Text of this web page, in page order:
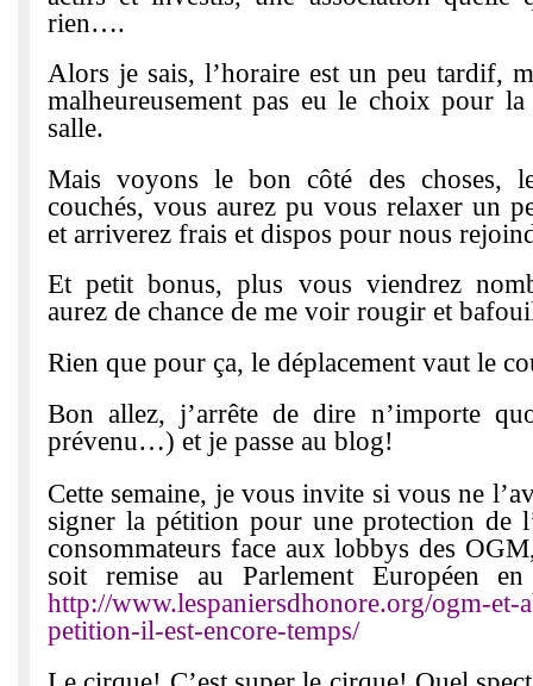
rien….
Alors je sais, l’horaire est un peu tardif,
malheureusement pas eu le choix pour
salle.
Mais voyons le bon côté des choses,
couchés, vous aurez pu vous relaxer un
et arriverez frais et dispos pour nous
Et petit bonus, plus vous viendrez
aurez de chance de me voir rougir et
Rien que pour ça, le déplacement vaut le
Bon allez, j’arrête de dire n’importe
prévenu…) et je passe au blog!
Cette semaine, je vous invite si vous ne
signer la pétition pour une protection de
consommateurs face aux lobbys des
soit remise au Parlement Européen
http://www.lespaniersdhonore.org/ogm-et-
petition-il-est-encore-temps/